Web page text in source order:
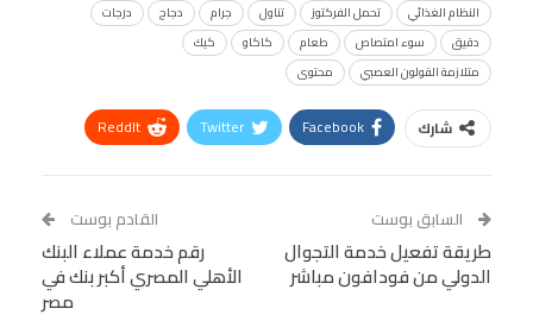
النظام الغذائي
تحمل الفركتوز تناول جرام دجاج
درجات
دقيق
سوء امتصاص طعام كاكاو
كيك
متلازمة القولون العصبي
محتوى
شارك Facebook
Twitter
ReddIt
Tumblr
البريد الإلكتروني
StumbleUpon
VK
Digg
LINE
BlackBerry
Viber
السابق بوست
طريقة تفعيل خدمة التجوال
الدولي من فودافون مباشر
القادم بوست
رقم خدمة عملاء البنك
الأهلي المصري أكبر بنك في
مصر